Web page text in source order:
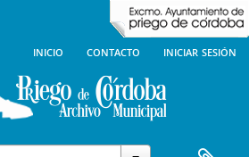
inicio contacto iniciar sesión